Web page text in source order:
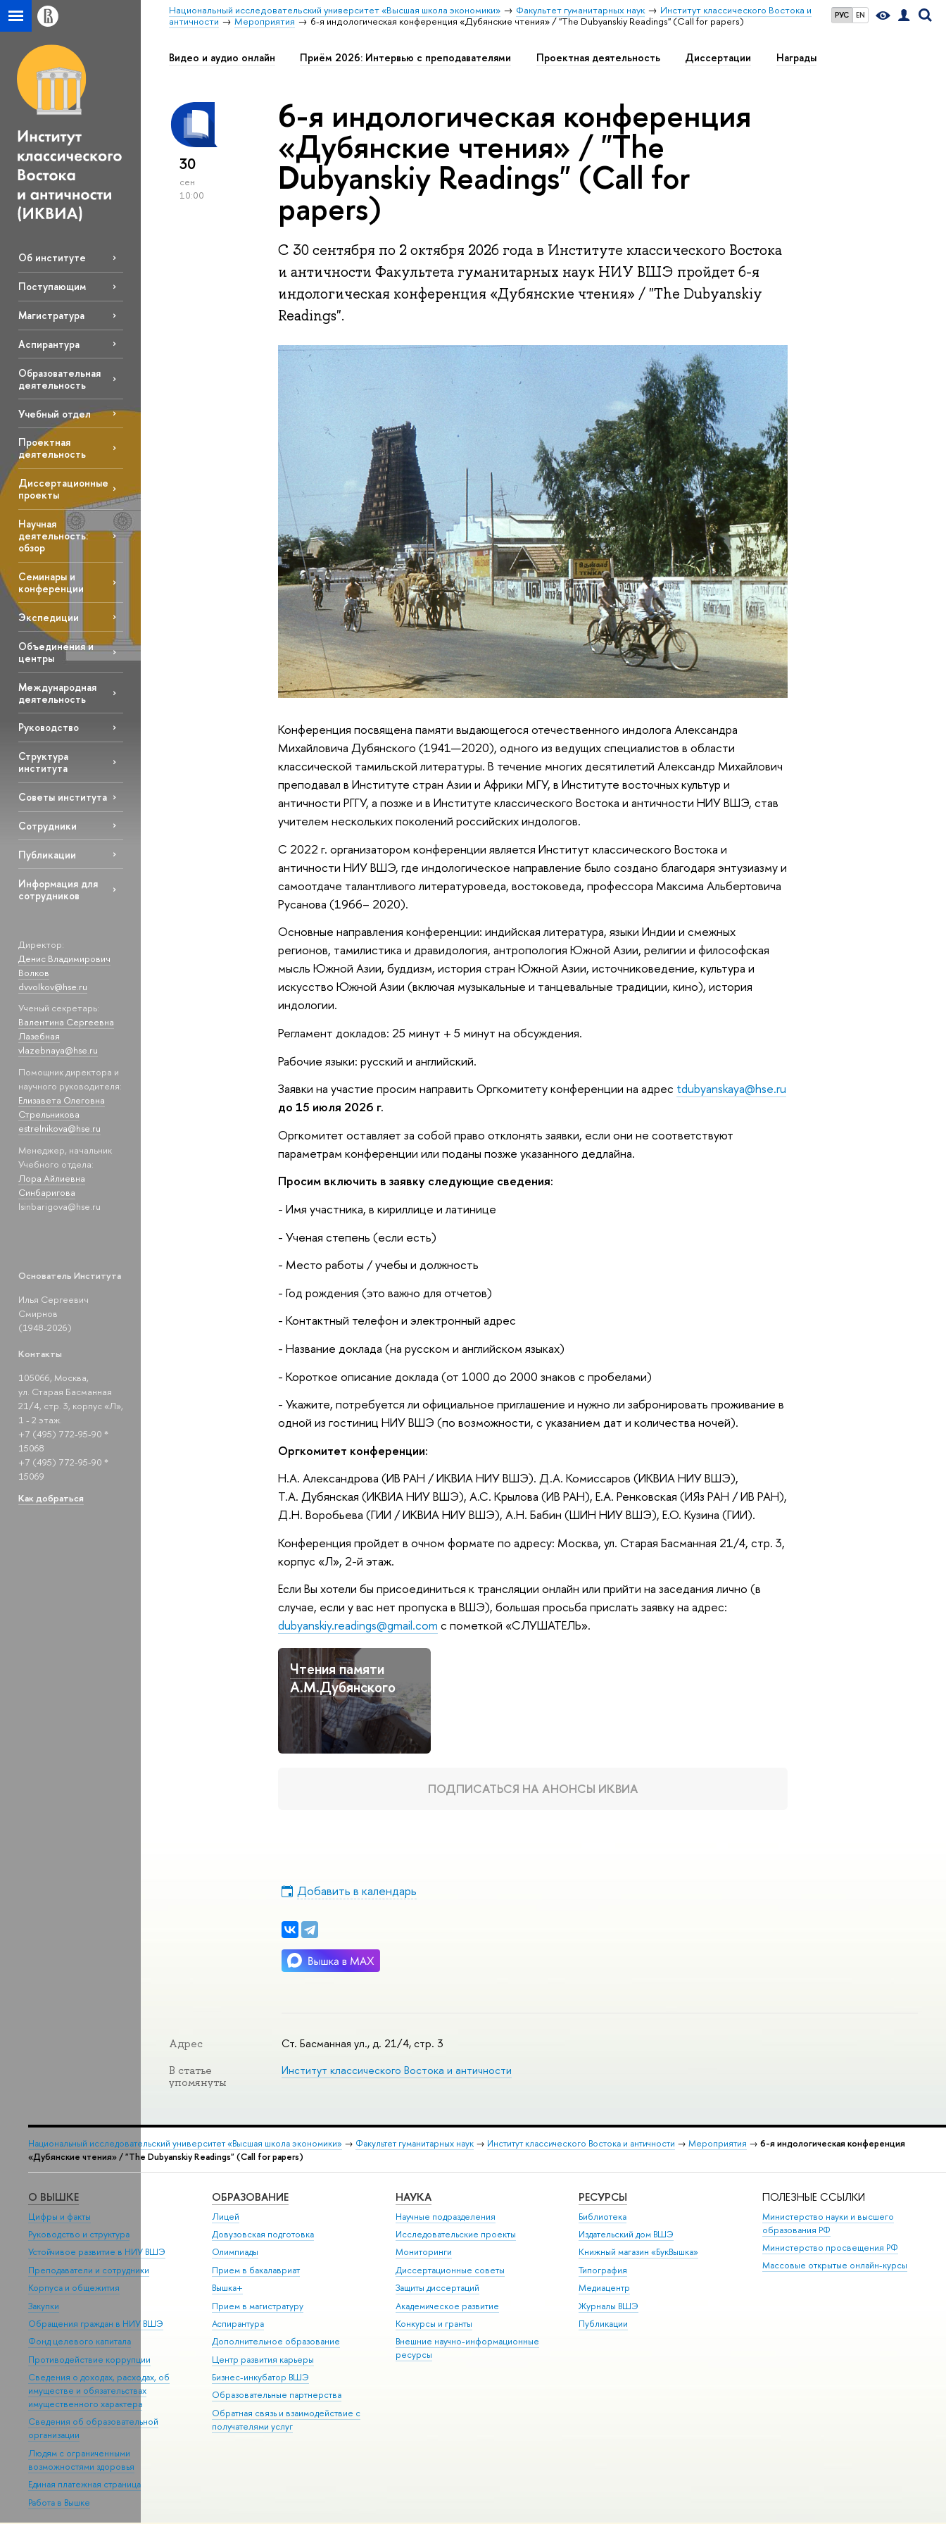
РУС EN
Национальный исследовательский университет «Высшая школа экономики» Факультет гуманитарных наук
Институт классического Востока и
античности
Мероприятия 6-я индологическая конференция «Дубянские чтения» / "The Dubyanskiy Readings" (Call for papers)
Об институте
Поступающим
Магистратура
Аспирантура
Образовательная
деятельность
Учебный отдел
Проектная
деятельность
Диссертационные
проекты
Научная
деятельность:
обзор
Семинары и
конференции
Экспедиции
Объединения и
центры
Международная
деятельность
Руководство
Структура
института
Советы института
Сотрудники
Публикации
Информация для
сотрудников
Директор:
Денис Владимирович
Волков
dvvolkov@hse.ru
Ученый секретарь:
Валентина Сергеевна
Лазебная
vlazebnaya@hse.ru
Помощник директора и
научного руководителя:
Елизавета Олеговна
Стрельникова
estrelnikova@hse.ru
Менеджер, начальник
Учебного отдела:
Лора Айлиевна
Синбаригова
lsinbarigova@hse.ru
Основатель Института
Илья Сергеевич
Смирнов
(1948-2026)
Контакты
105066, Москва,
ул. Старая Басманная
21/4, стр. 3, корпус «Л»,
1 - 2 этаж.
+7 (495) 772-95-90 *
15068
+7 (495) 772-95-90 *
15069
Как добраться
Видео и аудио онлайн Приём 2026: Интервью с преподавателями Проектная деятельность Диссертации Награды
30
сен
10:00
6-я индологическая конференция
«Дубянские чтения» / "The
Dubyanskiy Readings" (Call for
papers)
С 30 сентября по 2 октября 2026 года в Институте классического Востока
и античности Факультета гуманитарных наук НИУ ВШЭ пройдет 6-я
индологическая конференция «Дубянские чтения» / "The Dubyanskiy
Readings".
Конференция посвящена памяти выдающегося отечественного индолога Александра
Михайловича Дубянского (1941—2020), одного из ведущих специалистов в области
классической тамильской литературы. В течение многих десятилетий Александр Михайлович
преподавал в Институте стран Азии и Африки МГУ, в Институте восточных культур и
античности РГГУ, а позже и в Институте классического Востока и античности НИУ ВШЭ, став
учителем нескольких поколений российских индологов.
С 2022 г. организатором конференции является Институт классического Востока и
античности НИУ ВШЭ, где индологическое направление было создано благодаря энтузиазму и
самоотдаче талантливого литературоведа, востоковеда, профессора Максима Альбертовича
Русанова (1966– 2020).
Основные направления конференции: индийская литература, языки Индии и смежных
регионов, тамилистика и дравидология, антропология Южной Азии, религии и философская
мысль Южной Азии, буддизм, история стран Южной Азии, источниковедение, культура и
искусство Южной Азии (включая музыкальные и танцевальные традиции, кино), история
индологии.
Регламент докладов: 25 минут + 5 минут на обсуждения.
Рабочие языки: русский и английский.
Заявки на участие просим направить Оргкомитету конференции на адрес tdubyanskaya@hse.ru
до 15 июля 2026 г.
Оргкомитет оставляет за собой право отклонять заявки, если они не соответствуют
параметрам конференции или поданы позже указанного дедлайна.
Просим включить в заявку следующие сведения:
- Имя участника, в кириллице и латинице
- Ученая степень (если есть)
- Место работы / учебы и должность
- Год рождения (это важно для отчетов)
- Контактный телефон и электронный адрес
- Название доклада (на русском и английском языках)
- Короткое описание доклада (от 1000 до 2000 знаков с пробелами)
- Укажите, потребуется ли официальное приглашение и нужно ли забронировать проживание в
одной из гостиниц НИУ ВШЭ (по возможности, с указанием дат и количества ночей).
Оргкомитет конференции:
Н.А. Александрова (ИВ РАН / ИКВИА НИУ ВШЭ). Д.А. Комиссаров (ИКВИА НИУ ВШЭ),
Т.А. Дубянская (ИКВИА НИУ ВШЭ), А.С. Крылова (ИВ РАН), Е.А. Ренковская (ИЯз РАН / ИВ РАН),
Д.Н. Воробьева (ГИИ / ИКВИА НИУ ВШЭ), А.Н. Бабин (ШИН НИУ ВШЭ), Е.О. Кузина (ГИИ).
Конференция пройдет в очном формате по адресу: Москва, ул. Старая Басманная 21/4, стр. 3,
корпус «Л», 2-й этаж.
Если Вы хотели бы присоединиться к трансляции онлайн или прийти на заседания лично (в
случае, если у вас нет пропуска в ВШЭ), большая просьба прислать заявку на адрес:
dubyanskiy.readings@gmail.com с пометкой «СЛУШАТЕЛЬ».
Чтения памяти
А.М.Дубянского
ПОДПИСАТЬСЯ НА АНОНСЫ ИКВИА
Добавить в календарь
Адрес Ст. Басманная ул., д. 21/4, стр. 3
В статье
упомянуты
Институт классического Востока и античности
Национальный исследовательский университет «Высшая школа экономики» → Факультет гуманитарных наук → Институт классического Востока и античности → Мероприятия → 6-я индологическая конференция
«Дубянские чтения» / "The Dubyanskiy Readings" (Call for papers)
О ВЫШКЕ
Цифры и факты
Руководство и структура
Устойчивое развитие в НИУ ВШЭ
Преподаватели и сотрудники
Корпуса и общежития
Закупки
Обращения граждан в НИУ ВШЭ
Фонд целевого капитала
Противодействие коррупции
Сведения о доходах, расходах, об
имуществе и обязательствах
имущественного характера
Сведения об образовательной
организации
Людям с ограниченными
возможностями здоровья
Единая платежная страница
Работа в Вышке
ОБРАЗОВАНИЕ
Лицей
Довузовская подготовка
Олимпиады
Прием в бакалавриат
Вышка+
Прием в магистратуру
Аспирантура
Дополнительное образование
Центр развития карьеры
Бизнес-инкубатор ВШЭ
Образовательные партнерства
Обратная связь и взаимодействие с
получателями услуг
НАУКА
Научные подразделения
Исследовательские проекты
Мониторинги
Диссертационные советы
Защиты диссертаций
Академическое развитие
Конкурсы и гранты
Внешние научно-информационные
ресурсы
РЕСУРСЫ
Библиотека
Издательский дом ВШЭ
Книжный магазин «БукВышка»
Типография
Медиацентр
Журналы ВШЭ
Публикации
ПОЛЕЗНЫЕ ССЫЛКИ
Министерство науки и высшего
образования РФ
Министерство просвещения РФ
Массовые открытые онлайн-курсы